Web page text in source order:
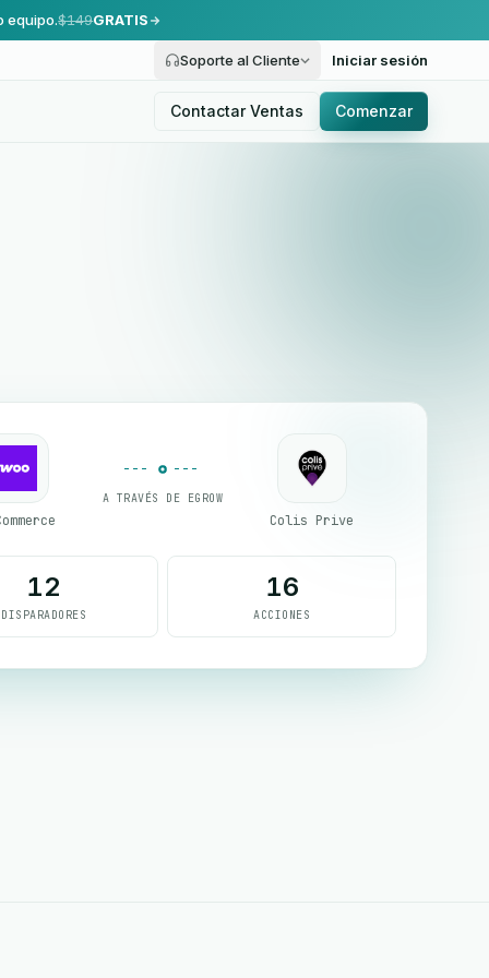
equipo.$149GRATIS
Soporte al Cliente Iniciar sesión
Contactar Ventas Comenzar
A TRAVÉS DE EGROW
Colis Prive
12
DISPARADORES
16
ACCIONES